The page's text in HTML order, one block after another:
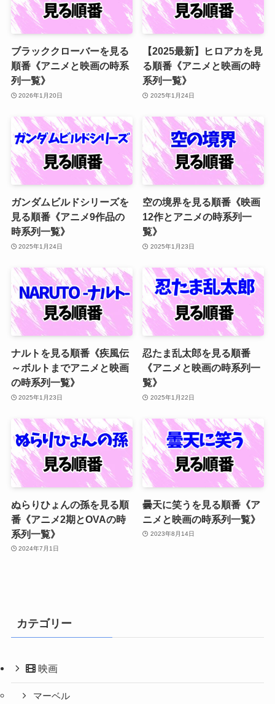
ブラッククローバーを見る
順番《アニメと映画の時系
列一覧》
2026年1月20日
【2025最新】ヒロアカを見
る順番《アニメと映画の時
系列一覧》
2025年1月24日
ガンダムビルドシリーズを
見る順番《アニメ9作品の
時系列一覧》
2025年1月24日
空の境界を見る順番《映画
12作とアニメの時系列一
覧》
2025年1月23日
ナルトを見る順番《疾風伝
～ボルトまでアニメと映画
の時系列一覧》
2025年1月23日
忍たま乱太郎を見る順番
《アニメと映画の時系列一
覧》
2025年1月22日
ぬらりひょんの孫を見る順
番《アニメ2期とOVAの時
系列一覧》
2024年7月1日
曇天に笑うを見る順番《ア
ニメと映画の時系列一覧》
2023年8月14日
カテゴリー
映画
マーベル